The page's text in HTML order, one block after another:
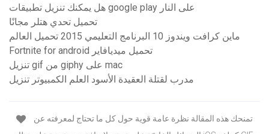
هل يمكنك تنزيل تطبيقات google play على النار
تحميل تحدي هتلر مجانًا
ماين كرافت ويندوز 10 البرنامج التعليمي 2015 تحميل العالم
Fortnite for android تحميل ميديافاير
تنزيل gif من giphy على mac
مدرب لقتلة العقيدة الأسود العلم الكمبيوتر تنزيل